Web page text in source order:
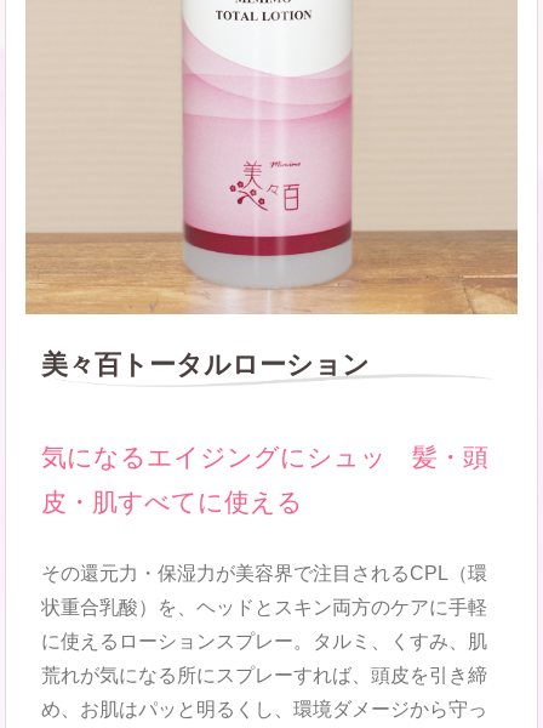
美々百トータルローション
気になるエイジングにシュッ 髪・頭
皮・肌すべてに使える
その還元力・保湿力が美容界で注目されるCPL（環
状重合乳酸）を、ヘッドとスキン両方のケアに手軽
に使えるローションスプレー。タルミ、くすみ、肌
荒れが気になる所にスプレーすれば、頭皮を引き締
め、お肌はパッと明るくし、環境ダメージから守っ